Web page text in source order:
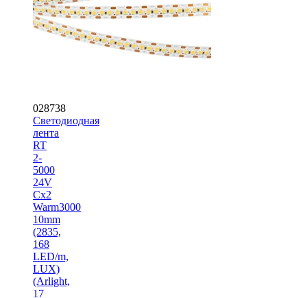
028738
Светодиодная
лента
RT
2-
5000
24V
Cx2
Warm3000
10mm
(2835,
168
LED/m,
LUX)
(Arlight,
17